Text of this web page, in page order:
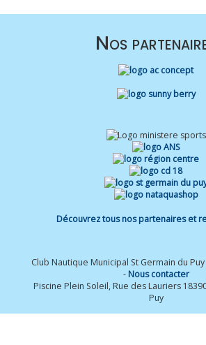
Nos
Découvrez tous nos partenaires et
Club Nautique Municipal St Germain du Puy
- Nous contacter
Piscine Plein Soleil, Rue des Lauriers
Puy